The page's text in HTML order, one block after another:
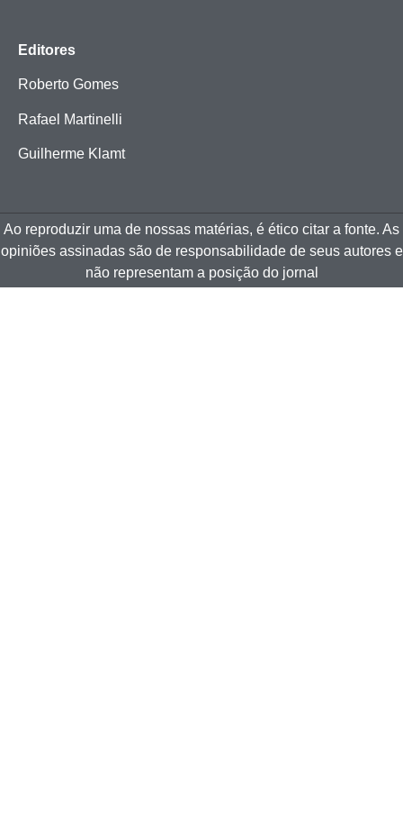
Editores
Roberto Gomes
Rafael Martinelli
Guilherme Klamt
Ao reproduzir uma de nossas matérias, é ético citar a fonte. As
opiniões assinadas são de responsabilidade de seus autores e
não representam a posição do jornal